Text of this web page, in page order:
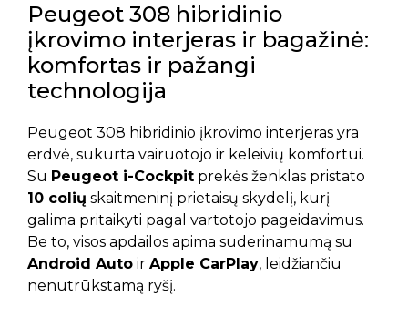
Peugeot 308 hibridinio
įkrovimo interjeras ir bagažinė:
komfortas ir pažangi
technologija
Peugeot 308 hibridinio įkrovimo interjeras yra
erdvė, sukurta vairuotojo ir keleivių komfortui.
Su Peugeot i-Cockpit prekės ženklas pristato
10 colių skaitmeninį prietaisų skydelį, kurį
galima pritaikyti pagal vartotojo pageidavimus.
Be to, visos apdailos apima suderinamumą su
Android Auto ir Apple CarPlay, leidžiančiu
nenutrūkstamą ryšį.